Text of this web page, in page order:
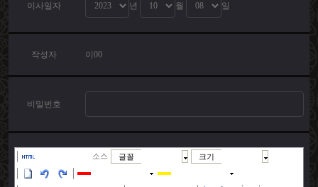
이사일자 년 월 일
작성자 이00
비밀번호
소스 글꼴 크기